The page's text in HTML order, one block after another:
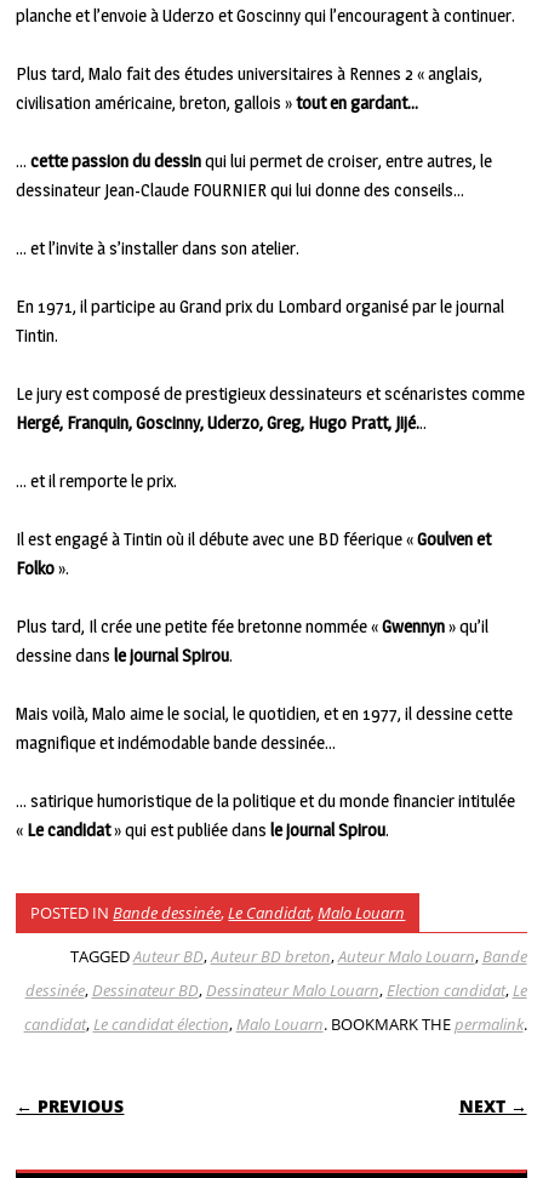
planche et l’envoie à Uderzo et Goscinny qui l’encouragent à continuer.
Plus tard, Malo fait des études universitaires à Rennes 2 « anglais,
civilisation américaine, breton, gallois »tout en gardant…
… cette passion du dessinqui lui permet de croiser, entre autres, le
dessinateur Jean-Claude FOURNIER qui lui donne des conseils…
… et l’invite à s’installer dans son atelier.
En 1971, il participe au Grand prix du Lombard organisé par le journal
Tintin.
Le jury est composé de prestigieux dessinateurs et scénaristes comme
Hergé, Franquin, Goscinny, Uderzo, Greg, Hugo Pratt, Jijé...
… et il remporte le prix.
Il est engagé à Tintin où il débute avec une BD féerique «Goulven et
Folko».
Plus tard, Il crée une petite fée bretonne nommée «Gwennyn» qu’il
dessine dansle journal Spirou.
Mais voilà, Malo aime le social, le quotidien, et en 1977, il dessine cette
magnifique et indémodable bande dessinée…
… satirique humoristique de la politique et du monde financier intitulée
« Le candidat» qui est publiée dansle journal Spirou.
POSTED INBande dessinée,Le Candidat,Malo Louarn
TAGGEDAuteur BD,Auteur BD breton,Auteur Malo Louarn,Bande
dessinée,Dessinateur BD,Dessinateur Malo Louarn,Election candidat,Le
candidat,Le candidat élection,Malo Louarn. BOOKMARK THEpermalink.
POST NAVIGATION
← PREVIOUS NEXT →